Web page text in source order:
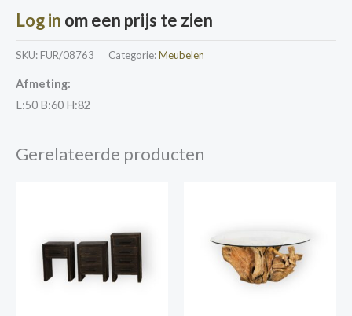
Log in om een prijs te zien
SKU: FUR/08763 Categorie:Meubelen
Afmeting:
L:50 B:60 H:82
Gerelateerde producten